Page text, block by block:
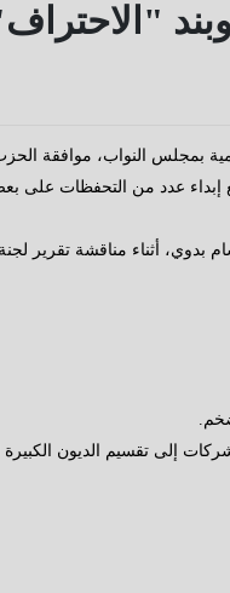
بمجلس النواب، موافقة
عدد من التحفظات على
أثناء مناقشة تقرير
إلى تقسيم الديون الكبيرة